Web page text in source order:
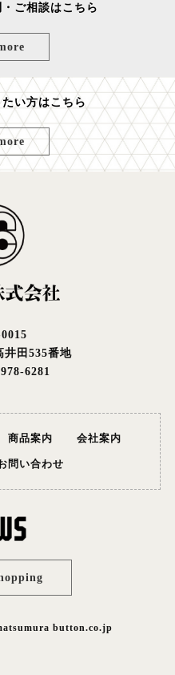
ご相談はこちら
い方はこちら
井田535番地
6281
商品案内 会社案内
問い合わせ
button.co.jp